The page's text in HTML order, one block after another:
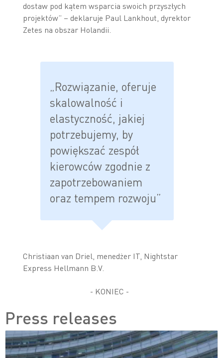
dostaw pod kątem wsparcia swoich przyszłych
projektów” – deklaruje Paul Lankhout, dyrektor
Zetes na obszar Holandii.
„Rozwiązanie, oferuje
skalowalność i
elastyczność, jakiej
potrzebujemy, by
powiększać zespół
kierowców zgodnie z
zapotrzebowaniem
oraz tempem rozwoju”
Christiaan van Driel, menedżer IT, Nightstar
Express Hellmann B.V.
- KONIEC -
Press releases